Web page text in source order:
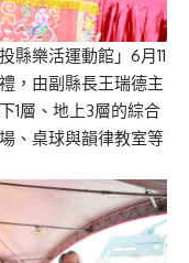
縣樂活運動館」6月11
，由副縣長王瑞德主
1層、地上3層的綜合
、桌球與韻律教室等